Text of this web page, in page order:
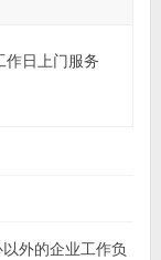
作日上门服务
外的企业工作负